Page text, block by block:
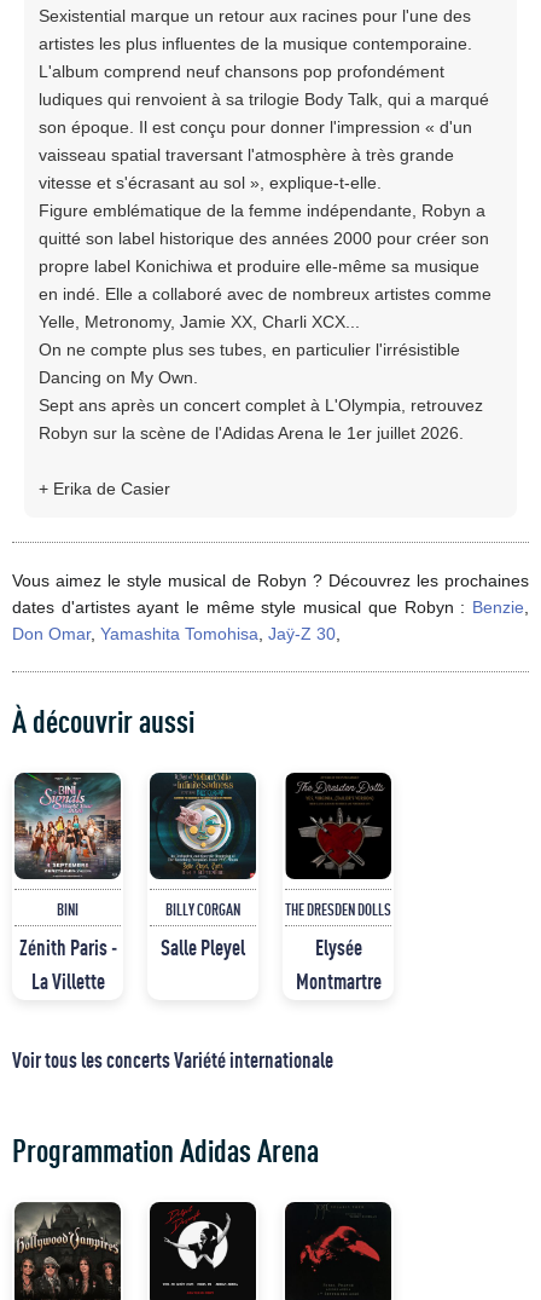
Sexistential marque un retour aux racines pour l'une des
artistes les plus influentes de la musique contemporaine.
L'album comprend neuf chansons pop profondément
ludiques qui renvoient à sa trilogie Body Talk, qui a marqué
son époque. Il est conçu pour donner l'impression « d'un
vaisseau spatial traversant l'atmosphère à très grande
vitesse et s'écrasant au sol », explique-t-elle.
Figure emblématique de la femme indépendante, Robyn a
quitté son label historique des années 2000 pour créer son
propre label Konichiwa et produire elle-même sa musique
en indé. Elle a collaboré avec de nombreux artistes comme
Yelle, Metronomy, Jamie XX, Charli XCX...
On ne compte plus ses tubes, en particulier l'irrésistible
Dancing on My Own.
Sept ans après un concert complet à L'Olympia, retrouvez
Robyn sur la scène de l'Adidas Arena le 1er juillet 2026.
+ Erika de Casier
Vous aimez le style musical de Robyn ? Découvrez les prochaines
dates d'artistes ayant le même style musical que Robyn : Benzie
Don Omar, Yamashita Tomohisa Jaÿ-Z 30
À découvrir aussi
BINI
Zénith Paris -
La Villette
BILLY CORGAN
Salle Pleyel
THE DRESDEN DOLLS
Elysée
Montmartre
Voir tous les concerts Variété internationale
Programmation Adidas Arena